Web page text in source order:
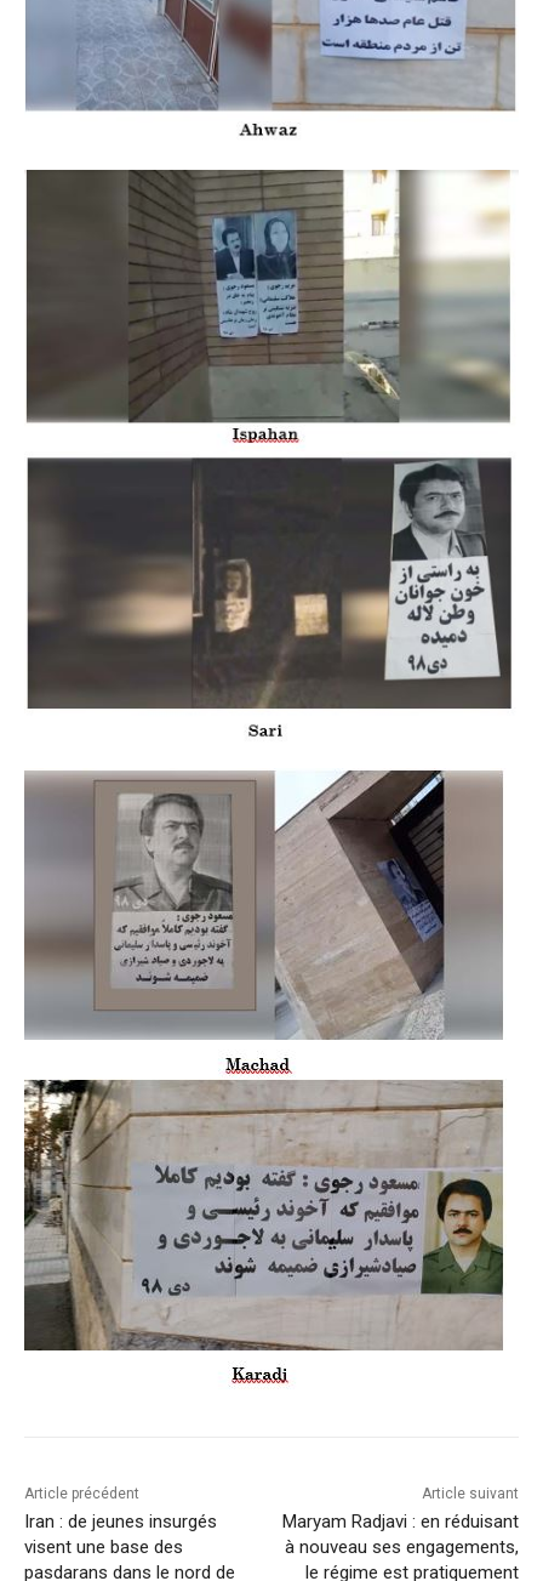
Article précédent
Iran : de jeunes insurgés
visent une base des
pasdarans dans le nord de
Article suivant
Maryam Radjavi : en réduisant
à nouveau ses engagements,
le régime est pratiquement